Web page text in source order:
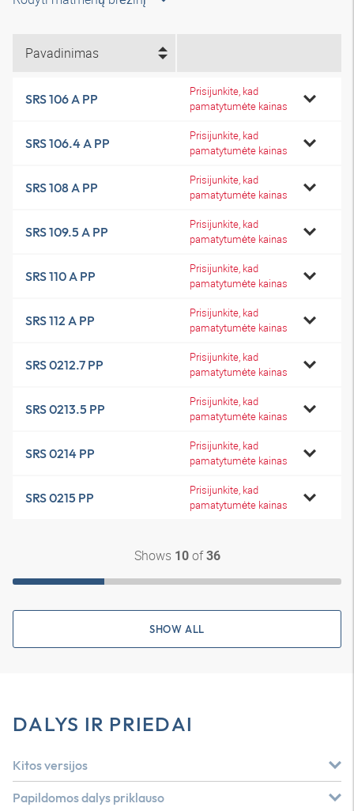
Pavadinimas
SRS 106 A PP
Prisijunkite, kad
pamatytumėte kainas
SRS 106.4 A PP
Prisijunkite, kad
pamatytumėte kainas
SRS 108 A PP
Prisijunkite, kad
pamatytumėte kainas
SRS 109.5 A PP
Prisijunkite, kad
pamatytumėte kainas
SRS 110 A PP
Prisijunkite, kad
pamatytumėte kainas
SRS 112 A PP
Prisijunkite, kad
pamatytumėte kainas
SRS 0212.7 PP
Prisijunkite, kad
pamatytumėte kainas
SRS 0213.5 PP
Prisijunkite, kad
pamatytumėte kainas
SRS 0214 PP
Prisijunkite, kad
pamatytumėte kainas
SRS 0215 PP
Prisijunkite, kad
pamatytumėte kainas
Shows 10of36
SHOW ALL
DALYS IR PRIEDAI
Kitos versijos
Papildomos dalys priklauso